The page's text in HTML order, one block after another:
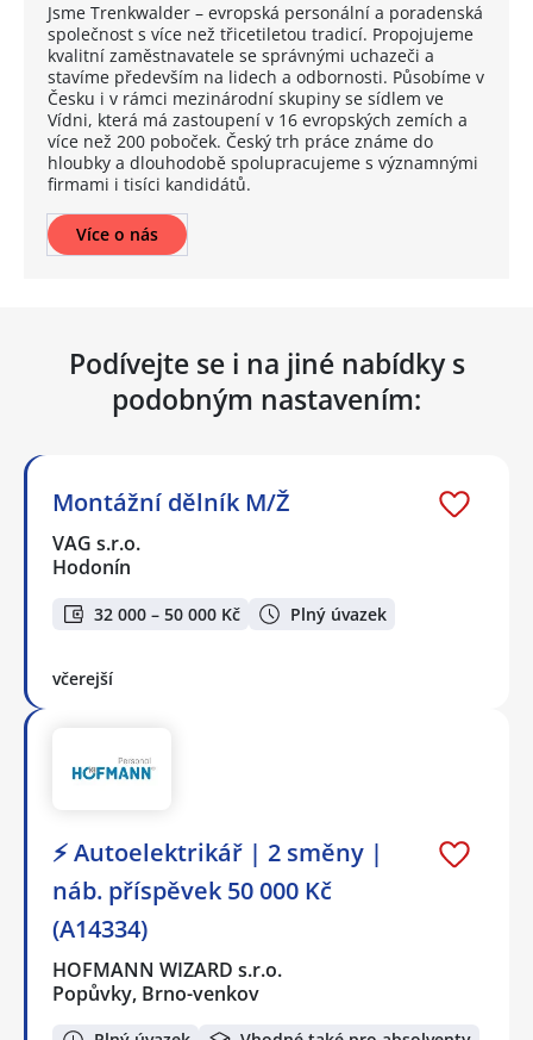
Jsme Trenkwalder – evropská personální a poradenská
společnost s více než třicetiletou tradicí. Propojujeme
kvalitní zaměstnavatele se správnými uchazeči a
stavíme především na lidech a odbornosti. Působíme v
Česku i v rámci mezinárodní skupiny se sídlem ve
Vídni, která má zastoupení v 16 evropských zemích a
více než 200 poboček. Český trh práce známe do
hloubky a dlouhodobě spolupracujeme s významnými
firmami i tisíci kandidátů.
Více o nás
Podívejte se i na jiné nabídky s
podobným nastavením:
Montážní dělník M/Ž
VAG s.r.o.
Hodonín
32 000 – 50 000 Kč Plný úvazek
včerejší
⚡ Autoelektrikář | 2 směny |
náb. příspěvek 50 000 Kč
(A14334)
HOFMANN WIZARD s.r.o.
Popůvky, Brno-venkov